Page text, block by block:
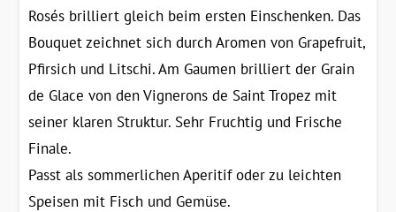
Rosés brilliert gleich beim ersten Einschenken. Das
Bouquet zeichnet sich durch Aromen von Grapefruit,
Pfirsich und Litschi. Am Gaumen brilliert der Grain
de Glace von den Vignerons de Saint Tropez mit
seiner klaren Struktur. Sehr Fruchtig und Frische
Finale.
Passt als sommerlichen Aperitif oder zu leichten
Speisen mit Fisch und Gemüse.